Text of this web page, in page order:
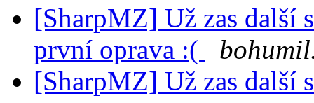
[SharpMZ] Už zas další
první oprava :(
[SharpMZ] Už zas další